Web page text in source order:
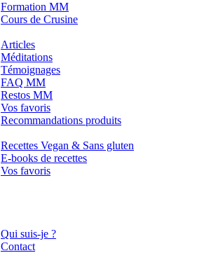
Formation MM
Cours de Crusine
Articles
Méditations
Témoignages
FAQ MM
Restos MM
Vos favoris
Recommandations produits
Recettes Vegan & Sans gluten
E-books de recettes
Vos favoris
Qui suis-je ?
Contact